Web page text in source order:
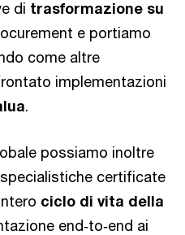
di trasformazione su
e portiamo
come altre
implementazioni
.
possiamo inoltre
certificate
ciclo di vita della
end‑to‑end ai